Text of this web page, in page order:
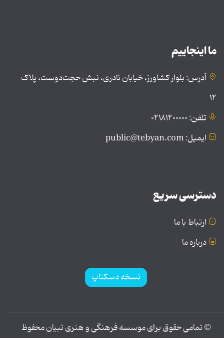
ما اینجاییم
آدرس: بلوار کشاورز، خیابان نادری، نبش حجت‌دوست، پلاک
۱۲
تلفن: ۰۲۱۸۱۲۰۰۰۰۰
ایمیل: public@tebyan.com
دسترسی سریع
ارتباط با ما
درباره ما
نسخه دسکتاپ
© تمامی حقوق برای موسسه فرهنگی و هنری تبیان محفوظ